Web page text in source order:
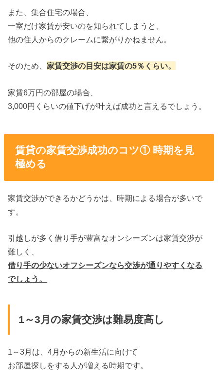
また、集合住宅の場合、
一室だけ家賃が安いのを知られてしまうと、
他の住人からのクレームに繋がりかねません。
そのため、家賃交渉の目安は家賃の5％くらい。
家賃6万円の部屋の場合、
3,000円くらいの値下げが叶えば成功と言えるでしょう。
賃貸の家賃交渉成功のコツ① 時期を見
極める
家賃交渉ができるかどうかは、時期による場合が多いで
す。
引越しが多く借り手が豊富なオンシーズンは家賃交渉が
難しく、
借り手の少ないオフシーズンなら交渉が通りやすくなる
でしょう。
1～3月の家賃交渉は難易度高し
1～3月は、4月からの新生活に向けて
お部屋探しをする人が増える時期です。